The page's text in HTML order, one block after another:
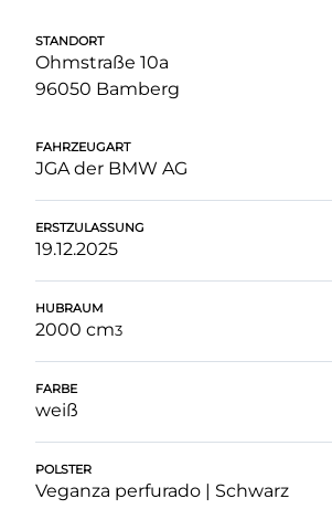
STANDORT
Ohmstraße 10a
96050 Bamberg
FAHRZEUGART
JGA der BMW AG
ERSTZULASSUNG
19.12.2025
HUBRAUM
2000 cm3
FARBE
weiß
POLSTER
Veganza perfurado | Schwarz